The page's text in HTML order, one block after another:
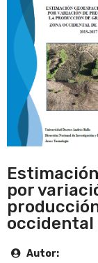
por
occidental
Autor: